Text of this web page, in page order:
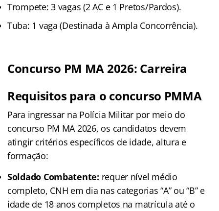
Trompete: 3 vagas (2 AC e 1 Pretos/Pardos).
Tuba: 1 vaga (Destinada à Ampla Concorrência).
Concurso PM MA 2026: Carreira
Requisitos para o concurso PMMA
Para ingressar na Polícia Militar por meio do
concurso PM MA 2026, os candidatos devem
atingir critérios específicos de idade, altura e
formação:
Soldado Combatente: requer nível médio
completo, CNH em dia nas categorias “A” ou “B” e
idade de 18 anos completos na matrícula até o